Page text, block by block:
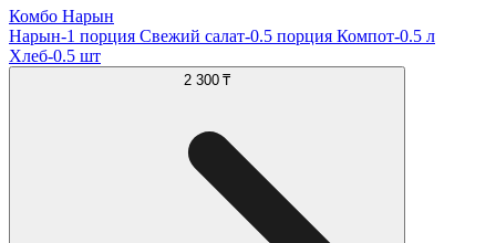
Комбо Нарын
Нарын-1 порция Свежий салат-0.5 порция Компот-0.5 л
Хлеб-0.5 шт
2 300 ₸